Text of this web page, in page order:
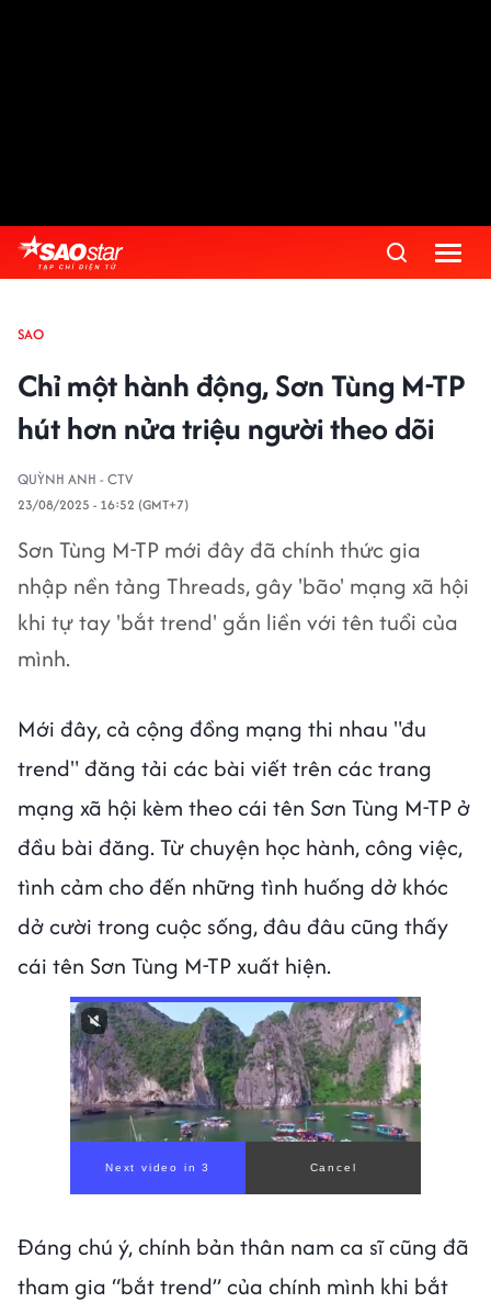
SAO
Chỉ một hành động, Sơn Tùng M-TP
hút hơn nửa triệu người theo dõi
QUỲNH ANH - CTV
23/08/2025 - 16:52 (GMT+7)
Sơn Tùng M-TP mới đây đã chính thức gia
nhập nền tảng Threads, gây 'bão' mạng xã hội
khi tự tay 'bắt trend' gắn liền với tên tuổi của
mình.
Mới đây, cả cộng đồng mạng thi nhau "đu
trend" đăng tải các bài viết trên các trang
mạng xã hội kèm theo cái tên Sơn Tùng M-TP ở
đầu bài đăng. Từ chuyện học hành, công việc,
tình cảm cho đến những tình huống dở khóc
dở cười trong cuộc sống, đâu đâu cũng thấy
cái tên Sơn Tùng M-TP xuất hiện.
Next video in 1 Cancel
Đáng chú ý, chính bản thân nam ca sĩ cũng đã
tham gia “bắt trend” của chính mình khi bắt